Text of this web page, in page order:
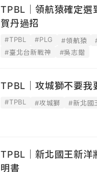
TPBL｜領航猿確定
賀丹過招
#TPBL #PLG #領航猿
#臺北台新戰神
#吳志鍇
TPBL｜攻城獅不要我
#TPBL #攻城獅 #新北國
TPBL｜新北國王新
明書